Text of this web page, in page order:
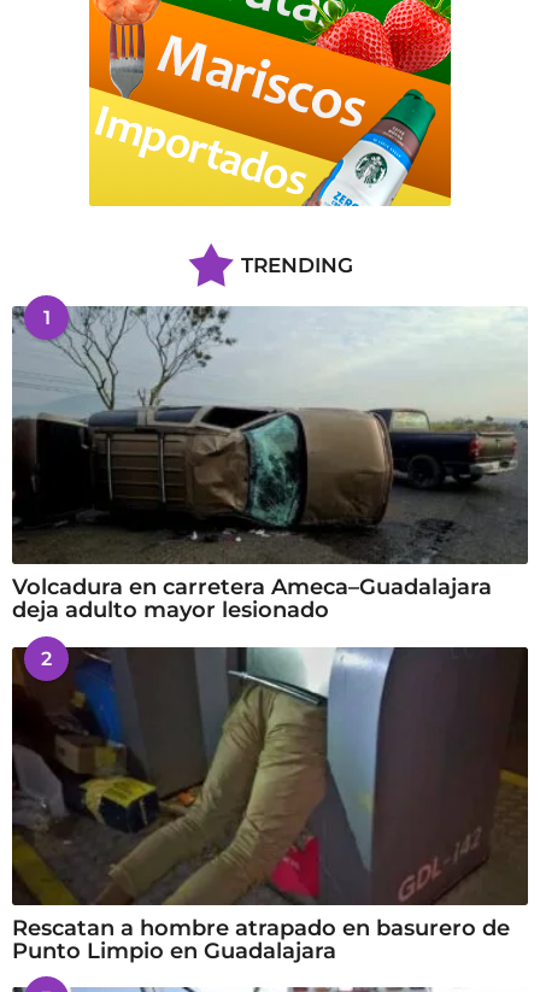
TRENDING
1
Volcadura en carretera Ameca–Guadalajara
deja adulto mayor lesionado
2
Rescatan a hombre atrapado en basurero de
Punto Limpio en Guadalajara